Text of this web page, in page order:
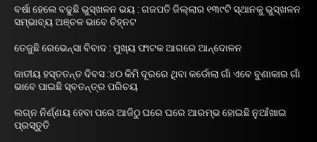
ବର୍ଷା ହେଲେ ବଢୁଛି ଭୁସ୍ଖଳନ ଭୟ : ଗଜପତି ଜିଲ୍ଲାର ୧୩୯ଟି ସ୍ଥାନକୁ ଭୁସ୍ଖଳନ
ସମ୍ଭାବ୍ୟ ଅଞ୍ଚଳ ଭାବେ ଚିହ୍ନଟ
ତେଜୁଛି ରେଭେନ୍ସା ବିବାଦ : ମୁଖ୍ୟ ଫାଟକ ଆଗରେ ଆନ୍ଦୋଳନ
ଜାତୀୟ ହସ୍ତତନ୍ତ ଦିବସ :୪୦ କିମି ଦୂରରେ ଥିବା କର୍ଡୋଲା ଗାଁ ଏବେ ବୁଣାକାର ଗାଁ
ଭାବେ ପାଇଛି ସ୍ବତନ୍ତ୍ର ପରିଚୟ
ଲଗ୍ନ ନିର୍ଣ୍ଣୟ ହେବା ପରେ ଆଜିଠୁ ଘରେ ଘରେ ଆରମ୍ଭ ହୋଇଛି ନୁଆଁଖାଇ
ପ୍ରସ୍ତୁତି